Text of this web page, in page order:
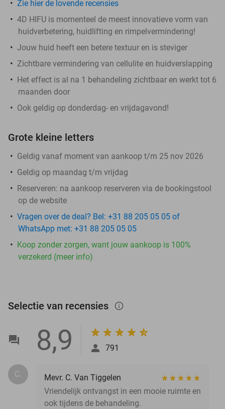
Zie hier de lovende recensies
4D HIFU is momenteel de meest innovatieve vorm van
huidverbetering, huidlifting en rimpelvermindering!
Jouw huid heeft een betere textuur en is steviger
Zichtbare vermindering van cellulite en huidverslapping
Het effect is al na 1 behandeling zichtbaar en werkt tot 6
maanden door
Ook geldig op donderdag- en vrijdagavond!
Grote kleine letters
Geldig vanaf moment van aankoop t/m 25 nov 2026
Geldig op maandag t/m vrijdag
Reserveren: na aankoop reserveren via de bookingstool
op de website
Vragen over de deal? Bel: +31 88 205 05 05 of
WhatsApp met: +31 88 205 05 05
Koop zonder zorgen, want jouw aankoop is 100%
verzekerd (meer info)
Selectie van recensies info_outlined
8,9 791
C.
Mevr. C. Van Tiggelen
Vriendelijk ontvangst in een mooie ruimte en
ook tijdens de behandeling.